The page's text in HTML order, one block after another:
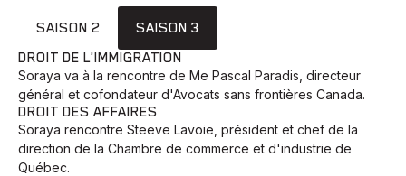
SAISON 2
SAISON 3
DROIT DE L'IMMIGRATION
Soraya va à la rencontre de Me Pascal Paradis, directeur
général et cofondateur d'Avocats sans frontières Canada.
DROIT DES AFFAIRES
Soraya rencontre Steeve Lavoie, président et chef de la
direction de la Chambre de commerce et d'industrie de
Québec.